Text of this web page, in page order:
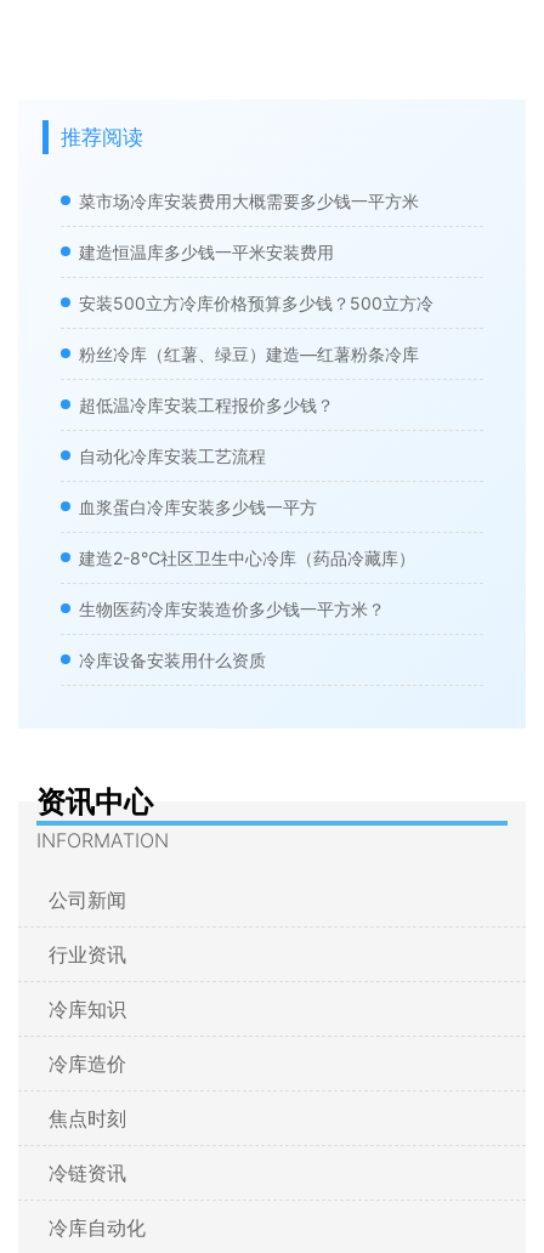
推荐阅读
菜市场冷库安装费用大概需要多少钱一平方米
建造恒温库多少钱一平米安装费用
安装500立方冷库价格预算多少钱？500立方冷
粉丝冷库（红薯、绿豆）建造—红薯粉条冷库
超低温冷库安装工程报价多少钱？
自动化冷库安装工艺流程
血浆蛋白冷库安装多少钱一平方
建造2-8℃社区卫生中心冷库（药品冷藏库）
生物医药冷库安装造价多少钱一平方米？
冷库设备安装用什么资质
资讯中心
INFORMATION
公司新闻
行业资讯
冷库知识
冷库造价
焦点时刻
冷链资讯
冷库自动化